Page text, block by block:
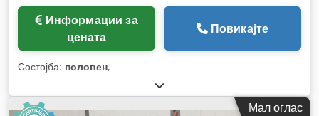
цената
Повикајте
Состојба: половен,
Мал оглас